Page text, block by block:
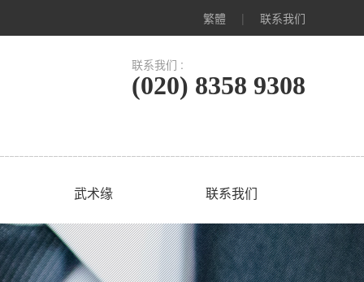
繁體 | 联系我们
联系我们 :
(020) 8358 9308
武术缘 联系我们